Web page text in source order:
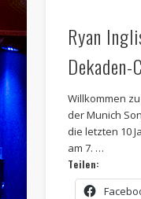
Ryan
Willkommen
der Munich
die letzten 10
am 7. …
Teilen: